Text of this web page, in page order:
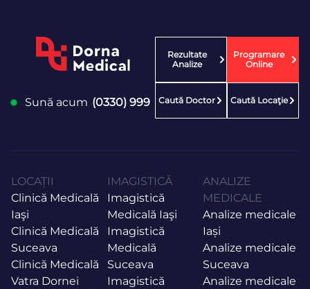
Sună acum (0330) 999
Rezultate
Analize
Programare
Online
Caută Doctor Caută Locaţie
LOCAȚII
Clinică Medicală
Iaşi
Clinică Medicală
Suceava
Clinică Medicală
Vatra Dornei
IMAGISTICĂ
Imagistică
Medicală Iaşi
Imagistică
Medicală
Suceava
Imagistică
ANALIZE
MEDICALE
Analize medicale
Iași
Analize medicale
Suceava
Analize medicale